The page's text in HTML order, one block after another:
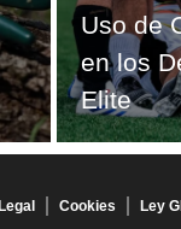
Uso de
en los
Elite
Cookies Ley